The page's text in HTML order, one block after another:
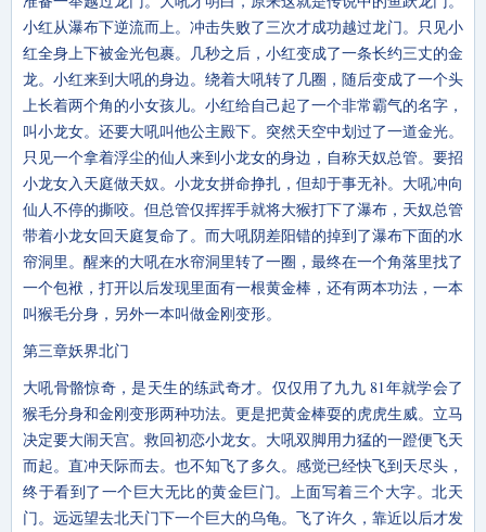
小红从瀑布下逆流而上。冲击失败了三次才成功越过龙门。只见小
红全身上下被金光包裹。几秒之后，小红变成了一条长约三丈的金
龙。小红来到大吼的身边。绕着大吼转了几圈，随后变成了一个头
上长着两个角的小女孩儿。小红给自己起了一个非常霸气的名字，
叫小龙女。还要大吼叫他公主殿下。突然天空中划过了一道金光。
只见一个拿着浮尘的仙人来到小龙女的身边，自称天奴总管。要招
小龙女入天庭做天奴。小龙女拼命挣扎，但却于事无补。大吼冲向
仙人不停的撕咬。但总管仅挥挥手就将大猴打下了瀑布，天奴总管
带着小龙女回天庭复命了。而大吼阴差阳错的掉到了瀑布下面的水
帘洞里。醒来的大吼在水帘洞里转了一圈，最终在一个角落里找了
一个包袱，打开以后发现里面有一根黄金棒，还有两本功法，一本
叫猴毛分身，另外一本叫做金刚变形。
第三章妖界北门
大吼骨骼惊奇，是天生的练武奇才。仅仅用了九九 81年就学会了
猴毛分身和金刚变形两种功法。更是把黄金棒耍的虎虎生威。立马
决定要大闹天宫。救回初恋小龙女。大吼双脚用力猛的一蹬便飞天
而起。直冲天际而去。也不知飞了多久。感觉已经快飞到天尽头，
终于看到了一个巨大无比的黄金巨门。上面写着三个大字。北天
门。远远望去北天门下一个巨大的乌龟。飞了许久，靠近以后才发